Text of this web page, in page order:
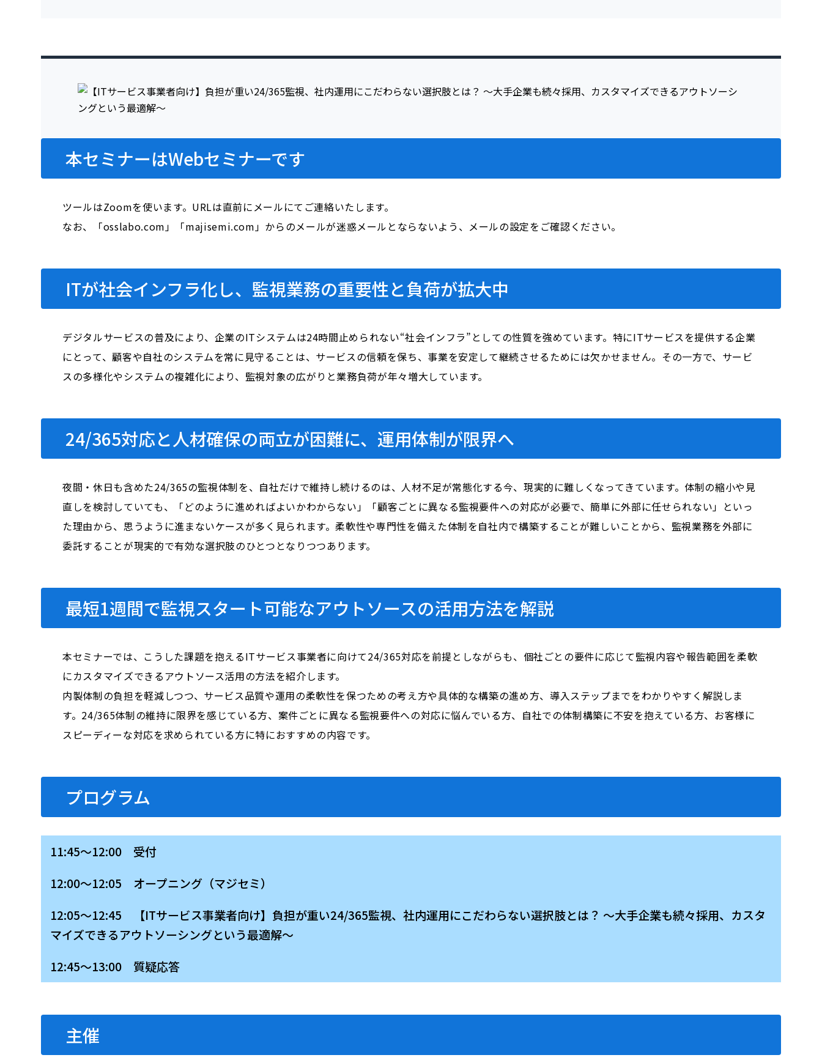
本セミナーはWebセミナーです
ツールはZoomを使います。URLは直前にメールにてご連絡いたします。
なお、「osslabo.com」「majisemi.com」からのメールが迷惑メールとならないよう、メールの設定をご確認ください。
ITが社会インフラ化し、監視業務の重要性と負荷が拡大中
デジタルサービスの普及により、企業のITシステムは24時間止められない“社会インフラ”としての性質を強めています。特にITサービスを提供する企業
にとって、顧客や自社のシステムを常に見守ることは、サービスの信頼を保ち、事業を安定して継続させるためには欠かせません。その一方で、サービ
スの多様化やシステムの複雑化により、監視対象の広がりと業務負荷が年々増大しています。
24/365対応と人材確保の両立が困難に、運用体制が限界へ
夜間・休日も含めた24/365の監視体制を、自社だけで維持し続けるのは、人材不足が常態化する今、現実的に難しくなってきています。体制の縮小や見
直しを検討していても、「どのように進めればよいかわからない」「顧客ごとに異なる監視要件への対応が必要で、簡単に外部に任せられない」といっ
た理由から、思うように進まないケースが多く見られます。柔軟性や専門性を備えた体制を自社内で構築することが難しいことから、監視業務を外部に
委託することが現実的で有効な選択肢のひとつとなりつつあります。
最短1週間で監視スタート可能なアウトソースの活用方法を解説
本セミナーでは、こうした課題を抱えるITサービス事業者に向けて24/365対応を前提としながらも、個社ごとの要件に応じて監視内容や報告範囲を柔軟
にカスタマイズできるアウトソース活用の方法を紹介します。
内製体制の負担を軽減しつつ、サービス品質や運用の柔軟性を保つための考え方や具体的な構築の進め方、導入ステップまでをわかりやすく解説しま
す。24/365体制の維持に限界を感じている方、案件ごとに異なる監視要件への対応に悩んでいる方、自社での体制構築に不安を抱えている方、お客様に
スピーディーな対応を求められている方に特におすすめの内容です。
プログラム
11:45～12:00 受付
12:00～12:05 オープニング（マジセミ）
12:05～12:45 【ITサービス事業者向け】負担が重い24/365監視、社内運用にこだわらない選択肢とは？ ～大手企業も続々採用、カスタ
マイズできるアウトソーシングという最適解～
12:45～13:00 質疑応答
主催